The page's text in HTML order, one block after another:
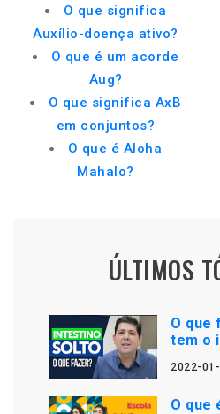
O que significa
Auxílio-doença ativo?
O que é um acorde
Aug?
O que significa AxB
em conjuntos?
O que é Aloha
Mahalo?
ÚLTIMOS
O que
tem o
2022-
O que